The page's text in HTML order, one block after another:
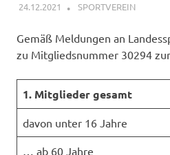
24.12.2021 PETER SCHREIBER
SPORTVEREIN
Gemäß Meldungen an
zu Mitgliedsnummer 30294
1. Mitglieder gesamt
davon unter 16 Jahre
… ab 60 Jahre